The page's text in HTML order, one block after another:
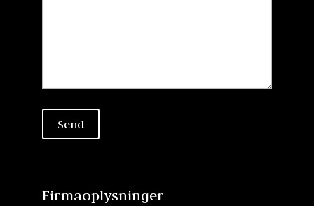
Firmaoplysninger